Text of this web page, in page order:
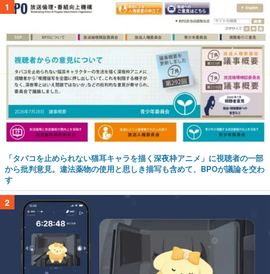
1
「タバコを止められない猫耳キャラを描く深夜枠アニメ」に視聴者の一部
から批判意見。違法薬物の使用と思しき描写も含めて、BPOが議論を交わ
す
2